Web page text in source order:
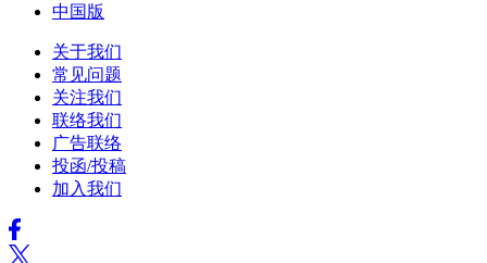
中国版
关于我们
常见问题
关注我们
联络我们
广告联络
投函/投稿
加入我们